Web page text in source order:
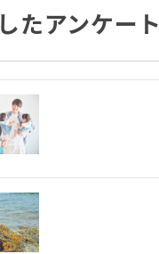
たアンケート